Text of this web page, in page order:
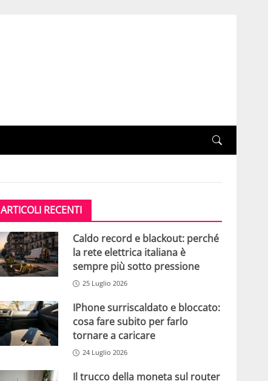
ARTICOLI RECENTI
Caldo record e blackout: perché
la rete elettrica italiana è
sempre più sotto pressione
25 Luglio 2026
IPhone surriscaldato e bloccato:
cosa fare subito per farlo
tornare a caricare
24 Luglio 2026
Il trucco della moneta sul router